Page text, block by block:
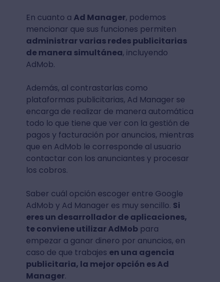
En cuanto a Ad Manager, podemos
mencionar que sus funciones permiten
administrar varias redes publicitarias
de manera simultánea, incluyendo
AdMob.
Además, al contrastarlas como
plataformas publicitarias, Ad Manager se
encarga de realizar de manera automática
todo lo que tiene que ver con la gestión de
pagos y facturación por anuncios, mientras
que en AdMob le corresponde al usuario
contactar con los anunciantes y procesar
los cobros.
Saber cuál opción escoger entre Google
AdMob y Ad Manager es muy sencillo. Si
eres un desarrollador de aplicaciones,
te conviene utilizar AdMobpara
empezar a ganar dinero por anuncios, en
caso de que trabajes en una agencia
publicitaria, la mejor opción es Ad
Manager.